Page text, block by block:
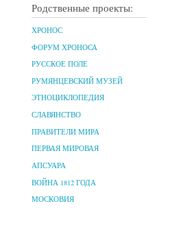
Родственные проекты:
ХРОНОС
ФОРУМ ХРОНОСА
РУССКОЕ ПОЛЕ
РУМЯНЦЕВСКИЙ МУЗЕЙ
ЭТНОЦИКЛОПЕДИЯ
СЛАВЯНСТВО
ПРАВИТЕЛИ МИРА
ПЕРВАЯ МИРОВАЯ
АПСУАРА
ВОЙНА 1812 ГОДА
МОСКОВИЯ